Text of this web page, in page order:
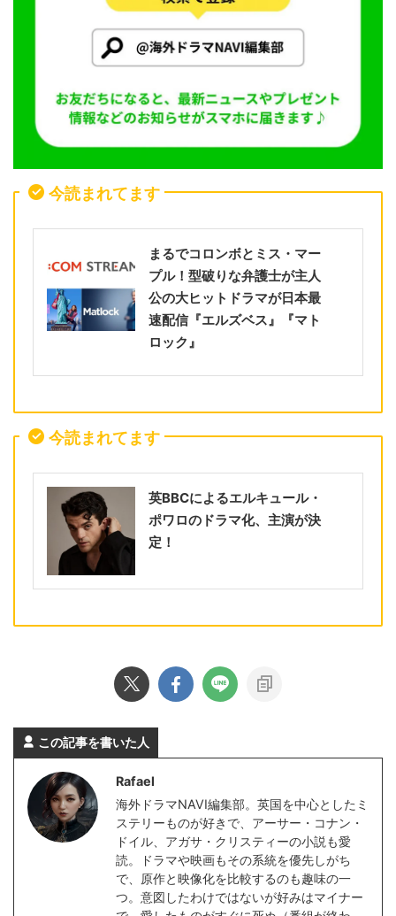
今読まれてます
まるでコロンボとミス・マー
プル！型破りな弁護士が主人
公の大ヒットドラマが日本最
速配信『エルズベス』『マト
ロック』
今読まれてます
英BBCによるエルキュール・
ポワロのドラマ化、主演が決
定！
この記事を書いた人
Rafael
海外ドラマNAVI編集部。英国を中心としたミ
ステリーものが好きで、アーサー・コナン・
ドイル、アガサ・クリスティーの小説も愛
読。ドラマや映画もその系統を優先しがち
で、原作と映像化を比較するのも趣味の一
つ。意図したわけではないが好みはマイナー